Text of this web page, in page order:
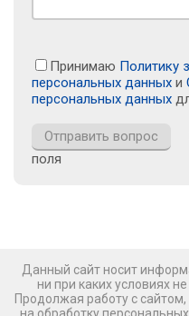
Принимаю Политику
персональных данных и
персональных данных
поля
Данный сайт носит
ни при каких условиях
Продолжая работу с